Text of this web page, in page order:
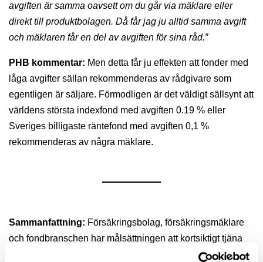
avgiften är samma oavsett om du går via mäklare eller
direkt till produktbolagen. Då får jag ju alltid samma avgift
och mäklaren får en del av avgiften för sina råd.”
PHB kommentar: Men detta får ju effekten att fonder med
låga avgifter sällan rekommenderas av rådgivare som
egentligen är säljare. Förmodligen är det väldigt sällsynt att
världens största indexfond med avgiften 0.19 % eller
Sveriges billigaste räntefond med avgiften 0,1 %
rekommenderas av några mäklare.
Sammanfattning: Försäkringsbolag, försäkringsmäklare
och fondbranschen har målsättningen att kortsiktigt tjäna
så mycket pengar som möjligt på tjänstepensioner. På